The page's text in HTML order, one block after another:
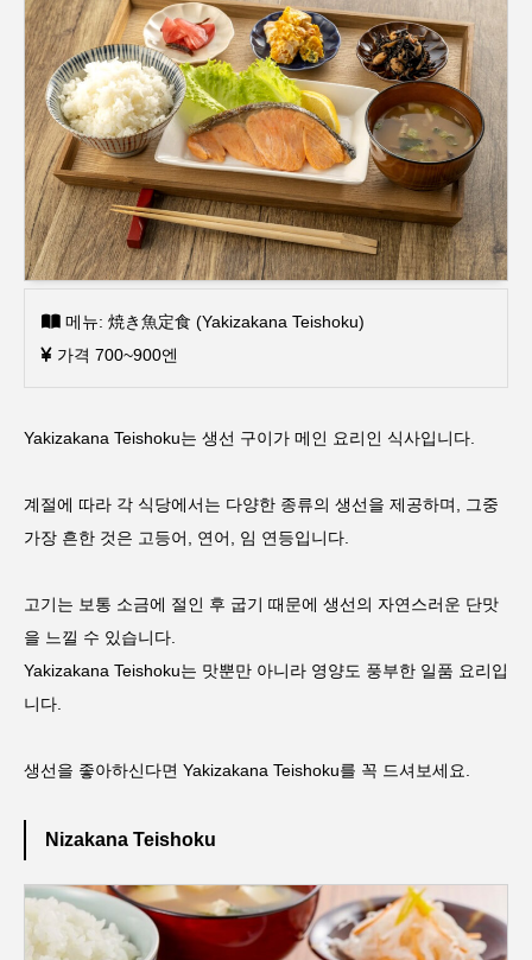
메뉴: 焼き魚定食 (Yakizakana Teishoku)
가격 700~900엔
Yakizakana Teishoku는 생선 구이가 메인 요리인 식사입니다.
계절에 따라 각 식당에서는 다양한 종류의 생선을 제공하며, 그중
가장 흔한 것은 고등어, 연어, 임 연등입니다.
고기는 보통 소금에 절인 후 굽기 때문에 생선의 자연스러운 단맛
을 느낄 수 있습니다.
Yakizakana Teishoku는 맛뿐만 아니라 영양도 풍부한 일품 요리입
니다.
생선을 좋아하신다면 Yakizakana Teishoku를 꼭 드셔보세요.
Nizakana Teishoku